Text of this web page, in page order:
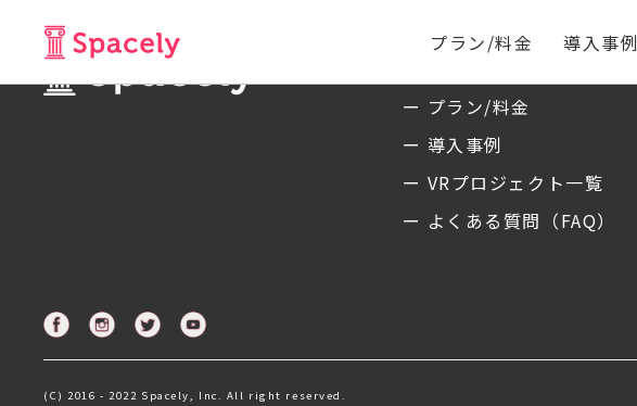
プラン/料金 導入事例
サービス
ー プラン/料金
ー 導入事例
ー VRプロジェクト一覧
ー よくある質問（FAQ）
(C) 2016 - 2022 Spacely, Inc. All right reserved.